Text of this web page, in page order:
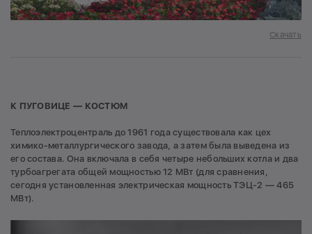
Скачать
К ПУГОВИЦЕ — КОСТЮМ
Теплоэлектроцентраль до 1961 года существовала как цех
химико-металлургического завода, а затем была выведена из
его состава. Она включала в себя четыре небольших котла и два
турбоагрегата общей мощностью 12 МВт (для сравнения,
сегодня установленная электрическая мощность ТЭЦ-2 — 465
МВт).